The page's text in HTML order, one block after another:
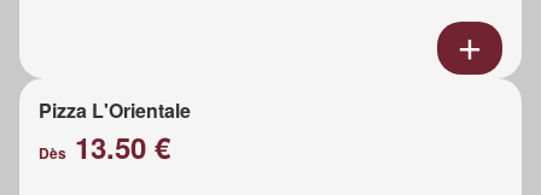
Pizza L'Orientale
Dès 13.50 €